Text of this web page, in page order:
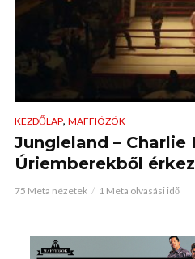
KEZDŐLAP, MAFFIÓZÓK
Jungleland – Charlie
Úriemberekből
75 Meta nézetek 1 Meta olvasási idő